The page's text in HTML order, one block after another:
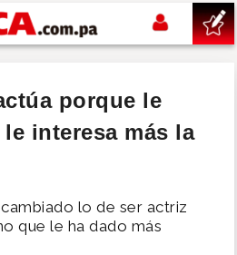
porque le
interesa más la
lo de ser actriz
que le ha dado más